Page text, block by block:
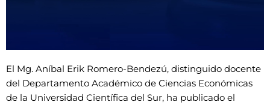
El Mg. Aníbal Erik Romero-Bendezú, distinguido docente
del Departamento Académico de Ciencias Económicas
de la Universidad Científica del Sur, ha publicado el